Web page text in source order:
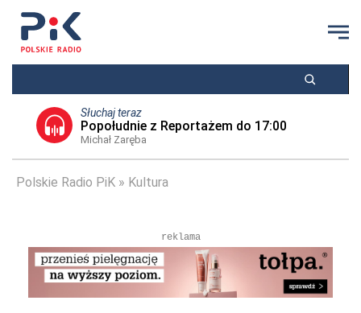
Słuchaj teraz
Popołudnie z Reportażem do 17:00
Michał Zaręba
Polskie Radio PiK Kultura
reklama